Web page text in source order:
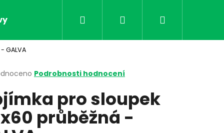
Obchodní podmínky Kontakt
Přihlášení
GALVA
Podrobnosti hodnocení
pro sloupek
průběžná -